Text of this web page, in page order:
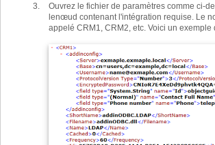
Ouvrez le fichier de paramètres comme ci-
lenœud contenant l'intégration requise. Le
appelé CRM1, CRM2, etc. Voici un